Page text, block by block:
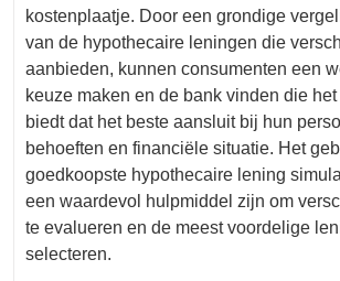
kostenplaatje. Door een grondige
van de hypothecaire leningen die
aanbieden, kunnen consumenten een
keuze maken en de bank vinden die
biedt dat het beste aansluit bij hun
behoeften en financiële situatie. Het
goedkoopste hypothecaire lening
een waardevol hulpmiddel zijn om
te evalueren en de meest voordelige
selecteren.